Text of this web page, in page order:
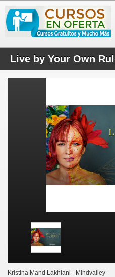
Live by Your Own
Kristina Mand Lakhiani - Mindvalley